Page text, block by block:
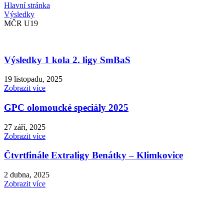
Hlavní stránka
Výsledky
MČR U19
Výsledky 1 kola 2. ligy SmBaS
19 listopadu, 2025
Zobrazit více
GPC olomoucké speciály 2025
27 září, 2025
Zobrazit více
Čtvrtfinále Extraligy Benátky – Klimkovice
2 dubna, 2025
Zobrazit více